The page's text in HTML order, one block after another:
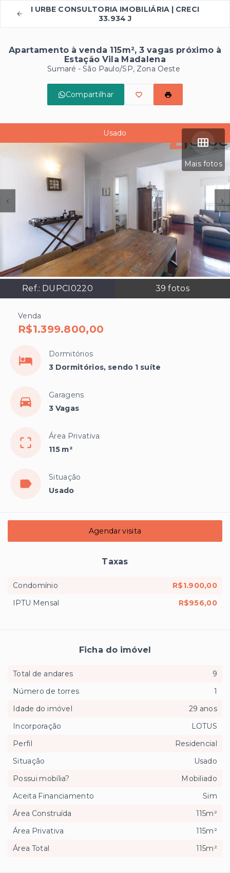
I URBE CONSULTORIA IMOBILIÁRIA | CRECI
33.934 J
Apartamento à venda 115m², 3 vagas próximo à
Estação Vila Madalena
Sumaré - São Paulo/SP, Zona Oeste
Compartilhar
Mais fotos
Ref.: DUPCI0220 39 fotos
Usado
Venda
R$1.399.800,00
Dormitórios
3 Dormitórios, sendo 1 suíte
Garagens
3 Vagas
Área Privativa
115 m²
Situação
Usado
Agendar visita
Taxas
Condomínio
R$1.900,00
IPTU Mensal
R$956,00
Ficha do imóvel
Total de andares
9
Número de torres
1
Idade do imóvel
29 anos
Incorporação
LOTUS
Perfil
Residencial
Situação
Usado
Possui mobília?
Mobiliado
Aceita Financiamento
Sim
Área Construída
115m²
Área Privativa
115m²
Área Total
115m²